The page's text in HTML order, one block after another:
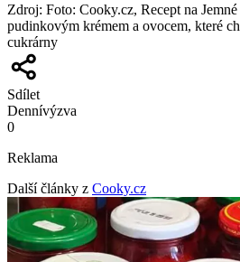
Zdroj: Foto: Cooky.cz, Recept na
pudinkovým krémem a ovocem, které
cukrárny
Sdílet
Dennívýzva
0
Reklama
Další články z Cooky.cz